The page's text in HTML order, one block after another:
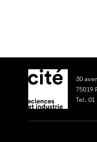
30
75019
Tel. 01